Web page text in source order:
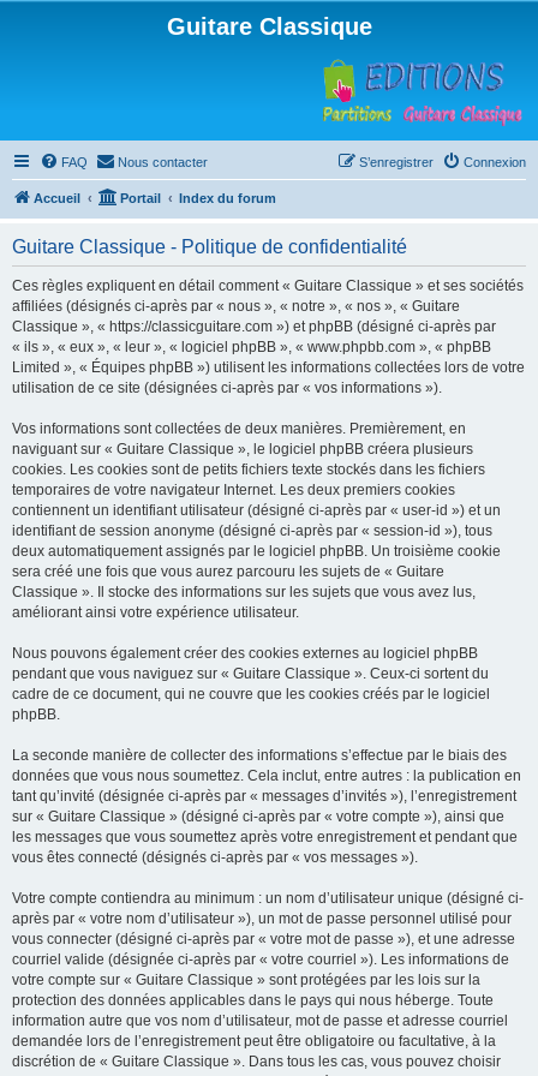
Guitare Classique
FAQ Nous contacter Connexion
S’enregistrer
Accueil Portail Index du forum
Guitare Classique - Politique de confidentialité
Ces règles expliquent en détail comment « Guitare Classique » et ses sociétés
affiliées (désignés ci-après par « nous », « notre », « nos », « Guitare
Classique », « https://classicguitare.com ») et phpBB (désigné ci-après par
« ils », « eux », « leur », « logiciel phpBB », « www.phpbb.com », « phpBB
Limited », « Équipes phpBB ») utilisent les informations collectées lors de votre
utilisation de ce site (désignées ci-après par « vos informations »).
Vos informations sont collectées de deux manières. Premièrement, en
naviguant sur « Guitare Classique », le logiciel phpBB créera plusieurs
cookies. Les cookies sont de petits fichiers texte stockés dans les fichiers
temporaires de votre navigateur Internet. Les deux premiers cookies
contiennent un identifiant utilisateur (désigné ci-après par « user-id ») et un
identifiant de session anonyme (désigné ci-après par « session-id »), tous
deux automatiquement assignés par le logiciel phpBB. Un troisième cookie
sera créé une fois que vous aurez parcouru les sujets de « Guitare
Classique ». Il stocke des informations sur les sujets que vous avez lus,
améliorant ainsi votre expérience utilisateur.
Nous pouvons également créer des cookies externes au logiciel phpBB
pendant que vous naviguez sur « Guitare Classique ». Ceux-ci sortent du
cadre de ce document, qui ne couvre que les cookies créés par le logiciel
phpBB.
La seconde manière de collecter des informations s’effectue par le biais des
données que vous nous soumettez. Cela inclut, entre autres : la publication en
tant qu’invité (désignée ci-après par « messages d’invités »), l’enregistrement
sur « Guitare Classique » (désigné ci-après par « votre compte »), ainsi que
les messages que vous soumettez après votre enregistrement et pendant que
vous êtes connecté (désignés ci-après par « vos messages »).
Votre compte contiendra au minimum : un nom d’utilisateur unique (désigné ci-
après par « votre nom d’utilisateur »), un mot de passe personnel utilisé pour
vous connecter (désigné ci-après par « votre mot de passe »), et une adresse
courriel valide (désignée ci-après par « votre courriel »). Les informations de
votre compte sur « Guitare Classique » sont protégées par les lois sur la
protection des données applicables dans le pays qui nous héberge. Toute
information autre que vos nom d’utilisateur, mot de passe et adresse courriel
demandée lors de l’enregistrement peut être obligatoire ou facultative, à la
discrétion de « Guitare Classique ». Dans tous les cas, vous pouvez choisir